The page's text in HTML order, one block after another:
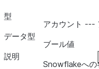
型
アカウント ---
データ型
ブール値
説明
Snowflakeへの